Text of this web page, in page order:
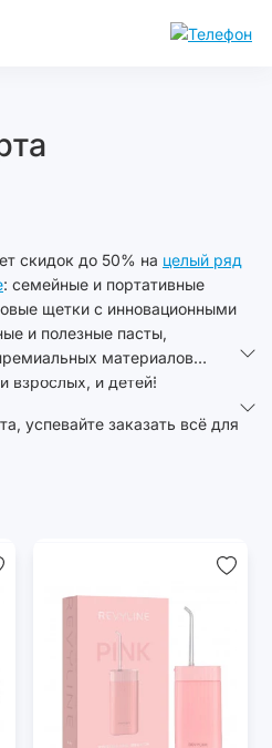
скидок до 50% на целый ряд
: семейные и портативные
щетки с инновационными
и полезные пасты,
материалов…
взрослых, и детей!
успевайте заказать всё для